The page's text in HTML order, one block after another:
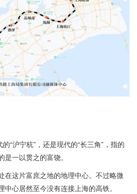
“沪宁杭”，还是现代的“长三角”，指的
一以贯之的富饶。
在这片富庶之地的地理中心。不过略微
心居然至今没有连接上海的高铁。